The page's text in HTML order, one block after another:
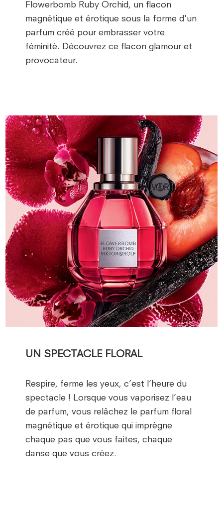
Flowerbomb Ruby Orchid, un flacon
magnétique et érotique sous la forme d'un
parfum créé pour embrasser votre
féminité. Découvrez ce flacon glamour et
provocateur.
UN SPECTACLE FLORAL
Respire, ferme les yeux, c’est l’heure du
spectacle ! Lorsque vous vaporisez l’eau
de parfum, vous relâchez le parfum floral
magnétique et érotique qui imprègne
chaque pas que vous faites, chaque
danse que vous créez.